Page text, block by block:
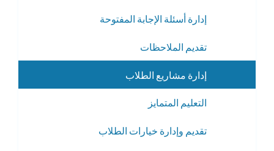
إدارة أسئلة الإجابة المفتوحة
تقديم الملاحظات
إدارة مشاريع الطلاب
التعليم المتمايز
تقديم وإدارة خيارات الطلاب